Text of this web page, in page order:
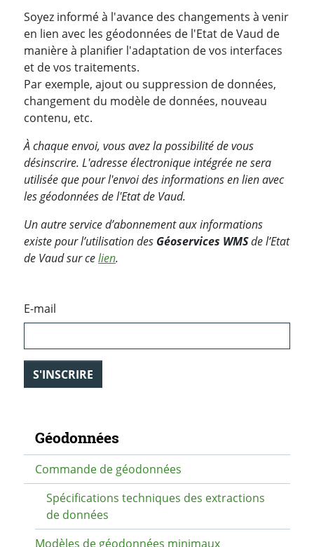
Soyez informé à l'avance des changements à venir
en lien avec les géodonnées de l'Etat de Vaud de
manière à planifier l'adaptation de vos interfaces
et de vos traitements.
Par exemple, ajout ou suppression de données,
changement du modèle de données, nouveau
contenu, etc.
À chaque envoi, vous avez la possibilité de vous
désinscrire. L'adresse électronique intégrée ne sera
utilisée que pour l'envoi des informations en lien avec
les géodonnées de l'Etat de Vaud.
Un autre service d’abonnement aux informations
existe pour l’utilisation des Géoservices WMSde l’Etat
de Vaud sur celien.
E-mail
S'INSCRIRE
Navigation secondaire
Géodonnées
Commande de géodonnées
Spécifications techniques des extractions
de données
Modèles de géodonnées minimaux